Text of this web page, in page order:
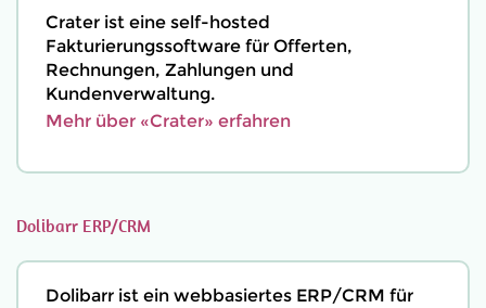
Crater ist eine self-hosted
Fakturierungssoftware für Offerten,
Rechnungen, Zahlungen und
Kundenverwaltung.
Mehr über «Crater» erfahren
Dolibarr ERP/CRM
Dolibarr ist ein webbasiertes ERP/CRM für